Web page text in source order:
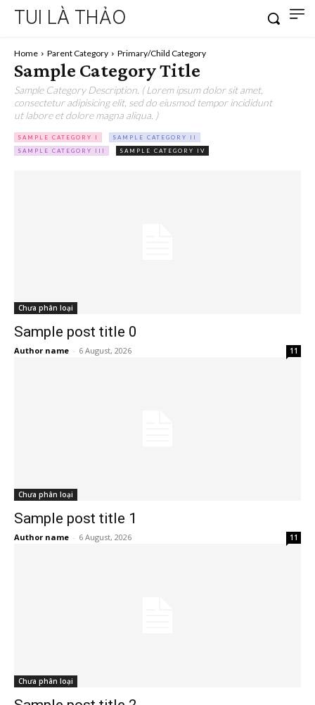
TUI LÀ THẢO
Home Parent Category Primary/Child Category
Sample Category Title
Sample Category Description. ( Lorem ipsum dolor sit amet,
consectetur adipisicing elit, sed do eiusmod tempor incididunt
ut labore et dolore magna aliqua. )
SAMPLE CATEGORY I
SAMPLE CATEGORY II
SAMPLE CATEGORY III
SAMPLE CATEGORY IV
Chưa phân loại
Sample post title 0
Author name - 6 August, 2026 11
Chưa phân loại
Sample post title 1
Author name - 6 August, 2026 11
Chưa phân loại